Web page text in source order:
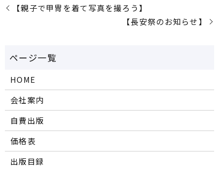
【親子で甲冑を着て写真を撮ろう】
【長安祭のお知らせ】
HOME
会社案内
自費出版
価格表
出版目録